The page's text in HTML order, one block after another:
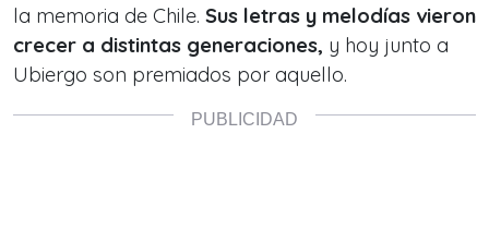
la memoria de Chile. Sus letras y melodías vieron
crecer a distintas generaciones, y hoy junto a
Ubiergo son premiados por aquello.